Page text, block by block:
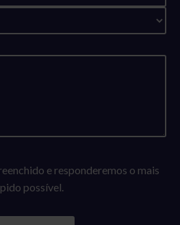
e responderemos o mais
possível.